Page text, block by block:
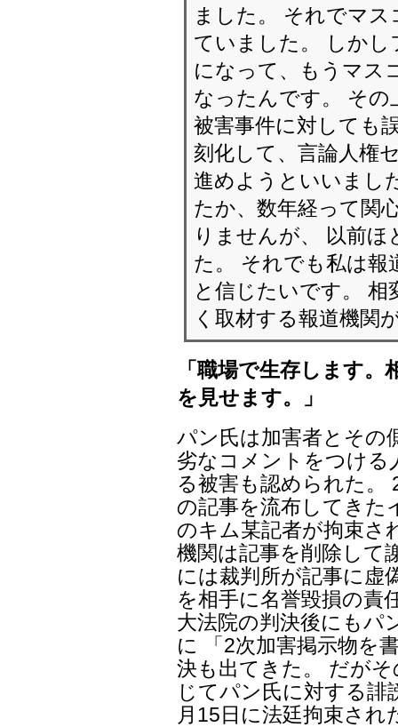
ました。 それでマ
ていました。 しか
になって、もうマス
なったんです。 その
被害事件に対しても
刻化して、言論人権
進めようといいまし
たか、数年経って関
りませんが、 以前
た。 それでも私は報
と信じたいです。 相
く取材する報道機関
「職場で生存します
を見せます。」
パン氏は加害者とその
劣なコメントをつける
る被害も認められた。
の記事を流布してきた
のキム某記者が拘束さ
機関は記事を削除して
には裁判所が記事に虚
を相手に名誉毀損の責
大法院の判決後にもパ
に 「2次加害掲示物を
決も出てきた。 だが
じてパン氏に対する誹
月15日に法廷拘束され